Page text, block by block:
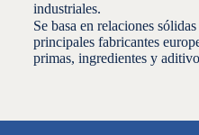
industriales.
Se basa en relaciones
principales fabricantes
primas, ingredientes y